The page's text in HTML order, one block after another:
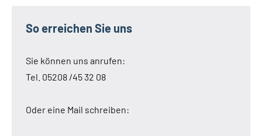
So erreichen Sie uns
Sie können uns anrufen:
Tel. 05208 /45 32 08
Oder eine Mail schreiben: